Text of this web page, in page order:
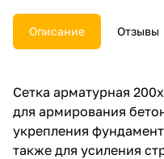
Описание Отзывы
Сетка арматурная
для армирования
укрепления
также для усиления